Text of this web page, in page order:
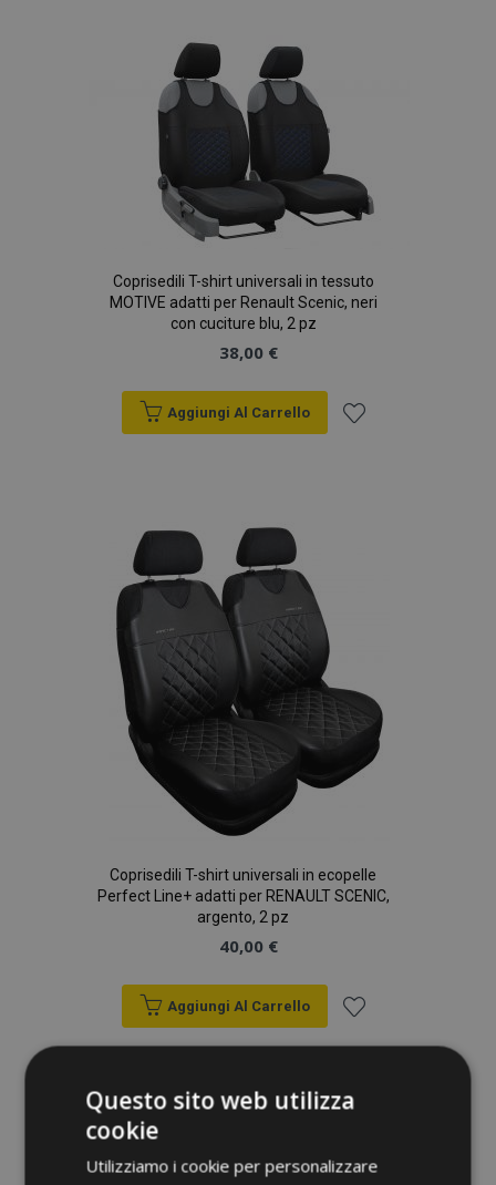
Coprisedili T-shirt universali in tessuto
MOTIVE adatti per Renault Scenic, neri
con cuciture blu, 2 pz
38,00 €
Aggiungi Al Carrello
Coprisedili T-shirt universali in ecopelle
Perfect Line+ adatti per RENAULT SCENIC,
argento, 2 pz
40,00 €
Aggiungi Al Carrello
Aggiungi
alla
desideri
Questo sito web utilizza
cookie
Utilizziamo i cookie per personalizzare